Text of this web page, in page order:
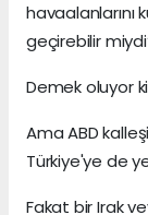
havaalanlarını
geçirebilir
Demek oluyor
Ama ABD
Türkiye'ye de
Fakat bir Irak